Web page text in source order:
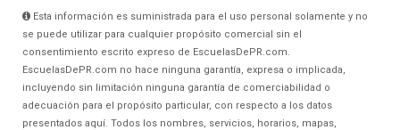
Esta información es suministrada para el uso personal solamente y no
se puede utilizar para cualquier propósito comercial sin el
consentimiento escrito expreso de EscuelasDePR.com.
EscuelasDePR.com no hace ninguna garantía, expresa o implicada,
incluyendo sin limitación ninguna garantía de comerciabilidad o
adecuación para el propósito particular, con respecto a los datos
presentados aquí. Todos los nombres, servicios, horarios, mapas,